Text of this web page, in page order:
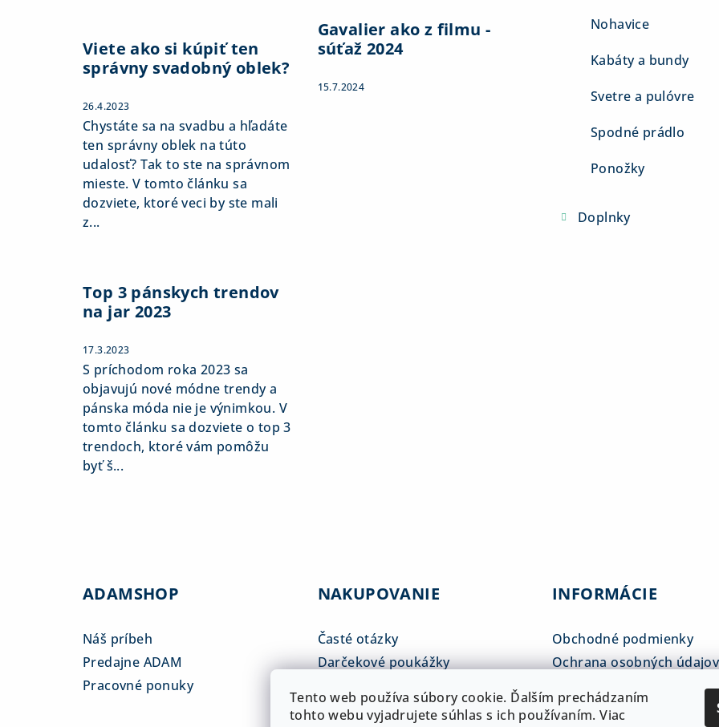
Tento web používa súbory cookie. Ďalším prechádzaním
tohto webu vyjadrujete súhlas s ich používaním. Viac
Viete ako si kúpiť ten
správny svadobný oblek?
26.4.2023
Chystáte sa na svadbu a hľadáte
ten správny oblek na túto
udalosť? Tak to ste na správnom
mieste. V tomto článku sa
dozviete, ktoré veci by ste mali
z...
Top 3 pánskych trendov
na jar 2023
17.3.2023
S príchodom roka 2023 sa
objavujú nové módne trendy a
pánska móda nie je výnimkou. V
tomto článku sa dozviete o top 3
trendoch, ktoré vám pomôžu
byť š...
Gavalier ako z filmu -
súťaž 2024
15.7.2024
Nohavice
Kabáty a bundy
Svetre a pulóvre
Spodné prádlo
Ponožky
Doplnky
ADAMSHOP
Náš príbeh
Predajne ADAM
Pracovné ponuky
NAKUPOVANIE
Časté otázky
Darčekové poukážky
Platba a doprava
INFORMÁCIE
Obchodné podmienky
Ochrana osobných údajov
ADAM klub